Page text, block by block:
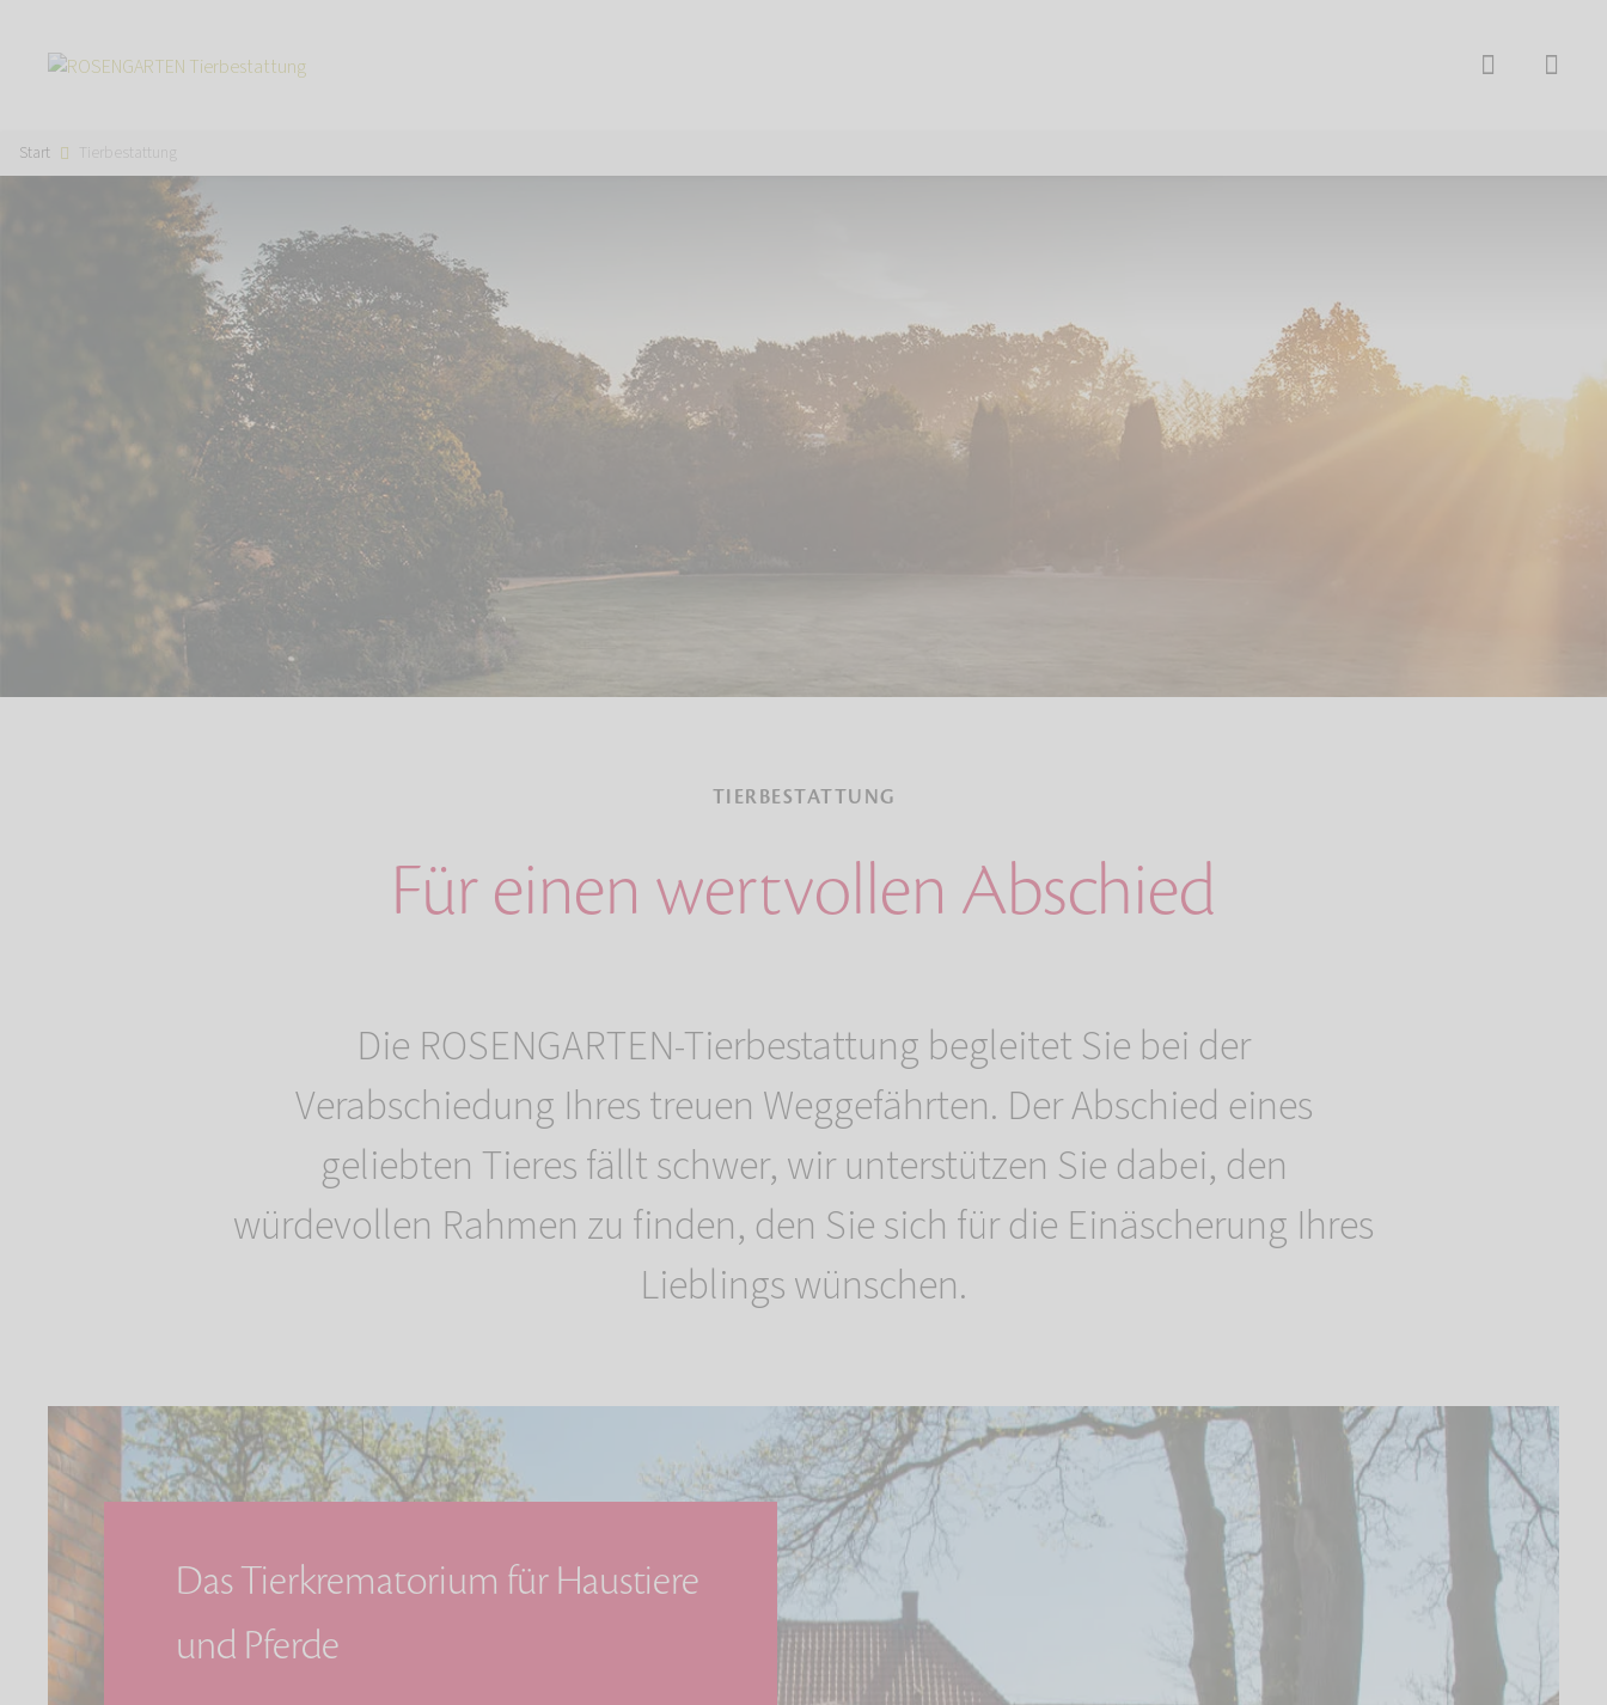
Start Tierbestattung
TIERBESTATTUNG
Für einen wertvollen Abschied
Die ROSENGARTEN-Tierbestattung begleitet Sie bei der
Verabschiedung Ihres treuen Weggefährten. Der Abschied eines
geliebten Tieres fällt schwer, wir unterstützen Sie dabei, den
würdevollen Rahmen zu finden, den Sie sich für die Einäscherung Ihres
Lieblings wünschen.
Das Tierkrematorium für Haustiere
und Pferde